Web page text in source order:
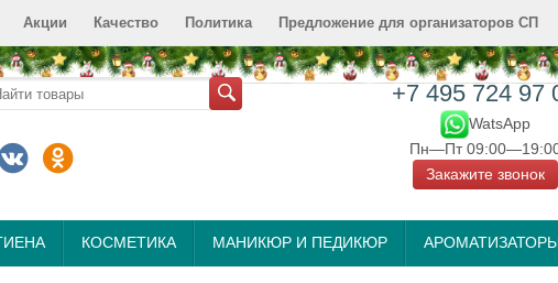
Акции Качество Политика Предложение для организаторов СП
+7 495 724 97
WatsApp
Пн—Пт
Закажите звонок
КОСМЕТИКА МАНИКЮР И ПЕДИКЮР